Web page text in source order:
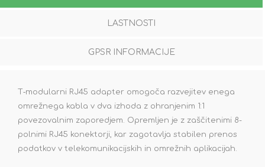
LASTNOSTI
GPSR INFORMACIJE
T‑modularni RJ45 adapter omogoča razvejitev enega
omrežnega kabla v dva izhoda z ohranjenim 1:1
povezovalnim zaporedjem. Opremljen je z zaščitenimi 8-
polnimi RJ45 konektorji, kar zagotavlja stabilen prenos
podatkov v telekomunikacijskih in omrežnih aplikacijah.